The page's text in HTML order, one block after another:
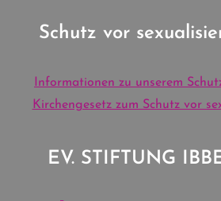
Schutz vor
Informationen zu unserem
Kirchengesetz zum Schutz vor
EV. STIFTUNG